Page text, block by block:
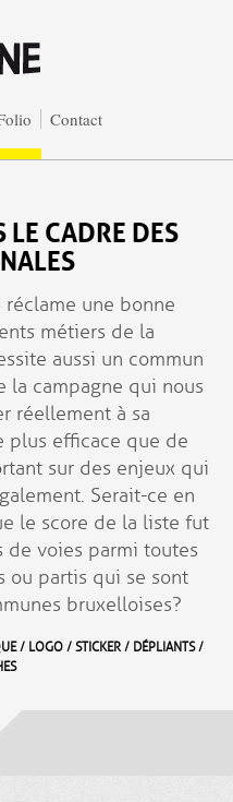
Contact
CADRE DES
réclame une bonne
métiers de la
aussi un commun
la campagne qui nous
réellement à sa
plus efficace que de
sur des enjeux qui
. Serait-ce en
le score de la liste fut
voies parmi toutes
ou partis qui se sont
bruxelloises?
/ LOGO / STICKER / DÉPLIANTS /